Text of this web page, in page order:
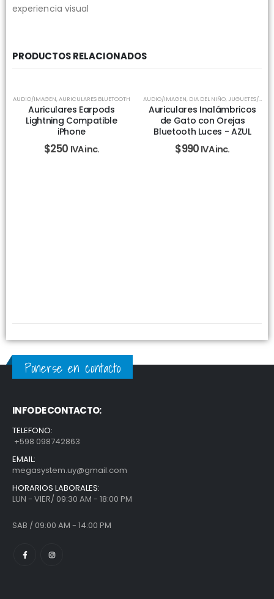
experiencia visual
PRODUCTOS RELACIONADOS
AUDIO/IMAGEN,AURICULARES BLUETOOTH
Auriculares Earpods
Lightning Compatible
iPhone
$250 IVA inc.
AUDIO/IMAGEN, DIA DEL NIÑO,JUGUETES/ DEPORTES
Auriculares Inalámbricos
de Gato con Orejas
Bluetooth Luces - AZUL
$990 IVA inc.
Ponerse en contacto
INFO DE CONTACTO:
TELEFONO:
+598 098742863
EMAIL:
megasystem.uy@gmail.com
HORARIOS LABORALES:
LUN - VIER/ 09:30 AM - 18:00 PM
SAB / 09:00 AM - 14:00 PM